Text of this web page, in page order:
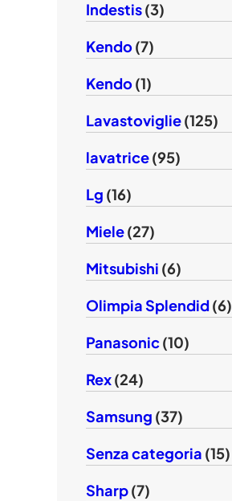
Indestis(3)
Kendo(7)
Kendo(1)
Lavastoviglie(125)
lavatrice(95)
Lg (16)
Miele(27)
Mitsubishi (6)
Olimpia Splendid(6)
Panasonic(10)
Rex(24)
Samsung (37)
Senza categoria (15)
Sharp(7)